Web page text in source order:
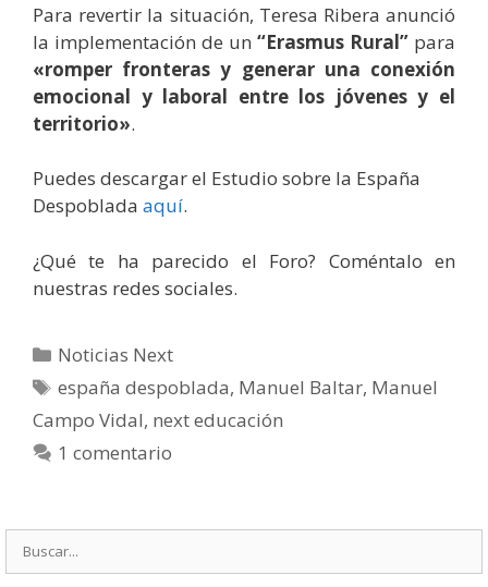
Para revertir la situación, Teresa Ribera anunció
la implementación de un “Erasmus Rural” para
«romper fronteras y generar una conexión
emocional y laboral entre los jóvenes y el
territorio».
Puedes descargar el Estudio sobre la España
Despoblada aquí.
¿Qué te ha parecido el Foro? Coméntalo en
nuestras redes sociales.
Categorías
Noticias Next
Etiquetas
españa despoblada, Manuel Baltar, Manuel
Campo Vidal, next educación
1 comentario